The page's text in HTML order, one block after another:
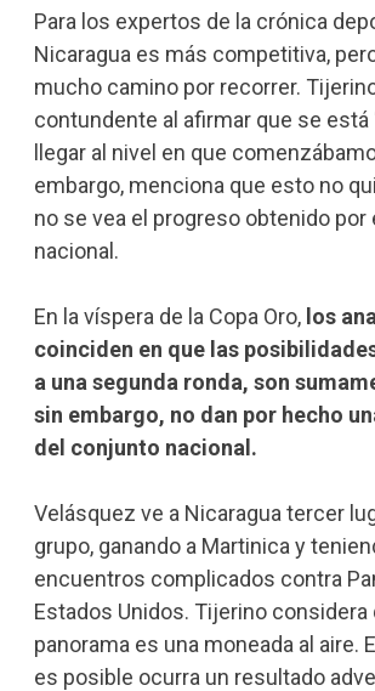
Para los expertos de la crónica
Nicaragua es más competitiva,
mucho camino por recorrer.
contundente al afirmar que se está
llegar al nivel en que
embargo, menciona que esto no
no se vea el progreso obtenido por
nacional.
En la víspera de la Copa Oro,los
coinciden en que las
a una segunda ronda, son
sin embargo, no dan por hecho
del conjunto nacional.
Velásquez ve a Nicaragua tercer
grupo, ganando a Martinica y
encuentros complicados contra
Estados Unidos. Tijerino considera
panorama es una moneada al aire.
es posible ocurra un resultado